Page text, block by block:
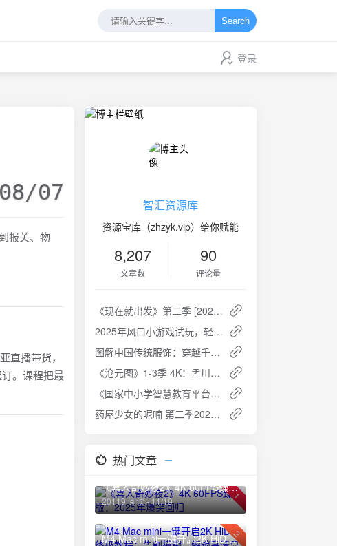
Search
登录
08/07
报关、物
直播带货，
。课程把最
智汇资源库
资源宝库（zhzyk.vip）给你赋能
8,207
文章数
90
评论量
《现在就出发》第二季 [2024] - 沈腾家族欢乐野游，探索自然秘境
2025年风口小游戏试玩，轻松日入1000+，收益无上限，全新市场
图解中国传统服饰：穿越千年的华服之美 [PDF]
《沧元图》1-3季 4K：孟川的复仇传奇与成长之路
《国家中小学智慧教育平台电子教材全套》夸克网盘高速下载+免费资源
药屋少女的呢喃 第二季2025 1080p 动漫（附第一季+电子书+漫画） 免费下载
热门文章
1
《喜人奇妙夜2》4K 60FPS臻彩版：2025年爆笑回归
20119 阅读 - 11/19
2
M4 Mac mini一键开启2K HiDPI终极教程：告别模糊，解锁高清显示！